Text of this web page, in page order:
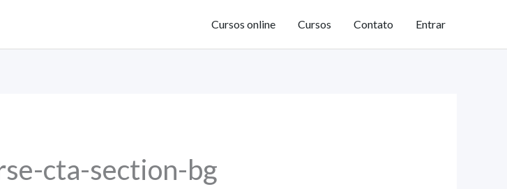
Cursos online Cursos Contato Entrar
cta-section-bg